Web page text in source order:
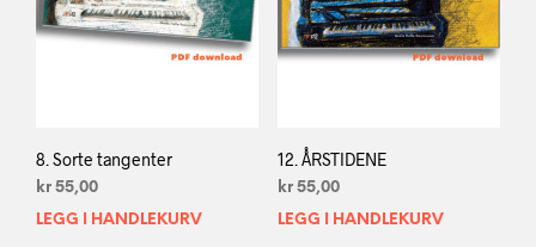
8. Sorte tangenter
kr 55,00
LEGG I HANDLEKURV
12. Å̊RSTIDENE
kr55,00
LEGG I HANDLEKURV